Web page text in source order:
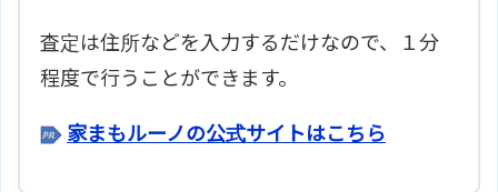
査定は住所などを入力するだけなので、１分
程度で行うことができます。
家まもルーノの公式サイトはこちら